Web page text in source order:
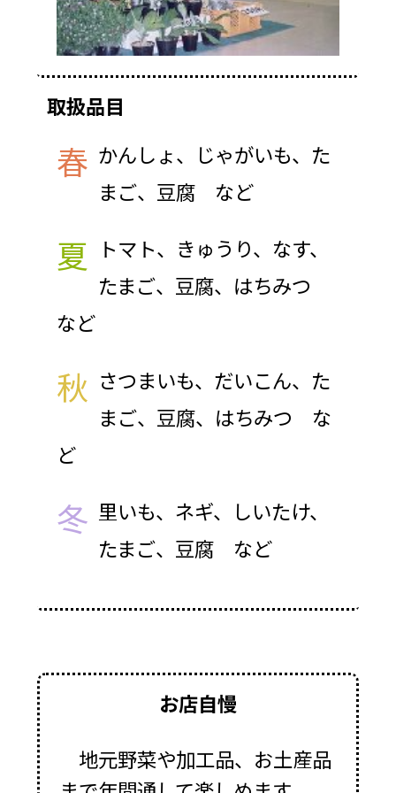
取扱品目
春 かんしょ、じゃがいも、た
まご、豆腐 など
夏
トマト、きゅうり、なす、
たまご、豆腐、はちみつ
など
秋 さつまいも、だいこん、た
まご、豆腐、はちみつ な
ど
冬 里いも、ネギ、しいたけ、
たまご、豆腐 など
お店自慢
地元野菜や加工品、お土産品